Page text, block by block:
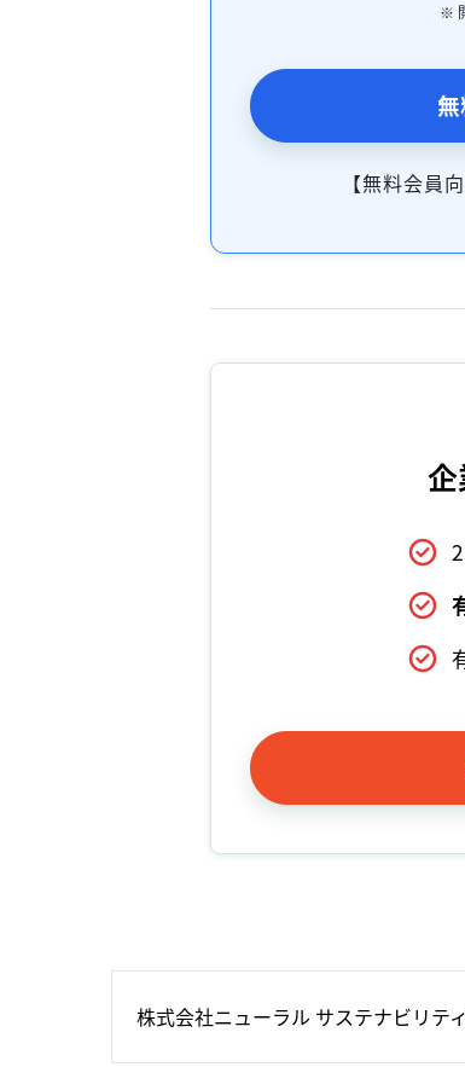
※
【無料会員
株式会社ニューラル サステナビリテ